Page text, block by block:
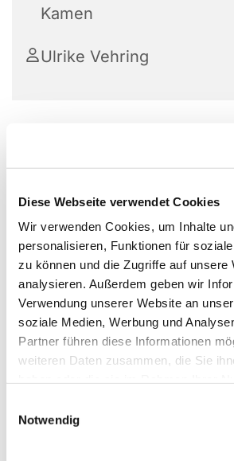
Diese Webseite verwendet Cookies
Wir verwenden Cookies, um Inhalte
personalisieren, Funktionen für
zu können und die Zugriffe auf unsere
analysieren. Außerdem geben wir
Verwendung unserer Website an
soziale Medien, Werbung und
Partner führen diese Informationen
weiteren Daten zusammen, die Sie
Notwendig
Kamen
Ulrike Vehring